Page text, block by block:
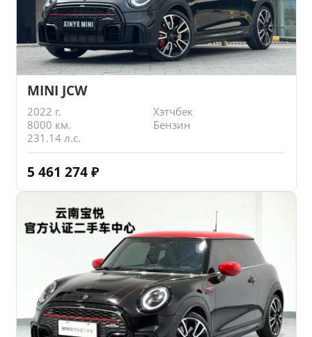
MINI JCW
2022 г.
Хэтчбек
8000 км.
Бензин
231.14 л.с.
5 461 274 ₽